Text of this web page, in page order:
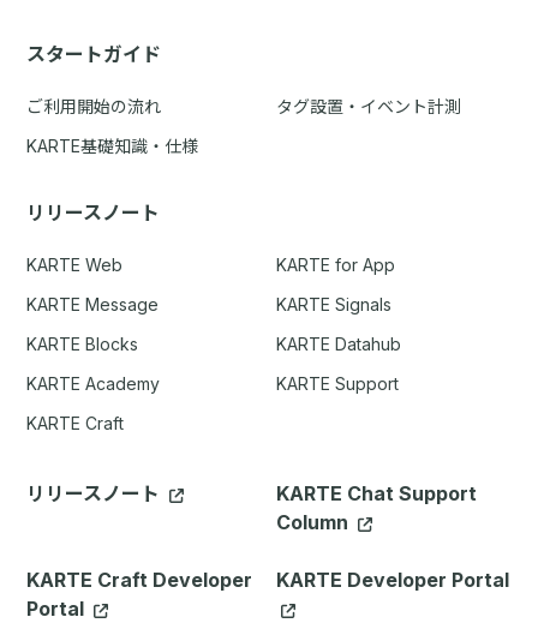
スタートガイド
ご利用開始の流れ
タグ設置・イベント計測
KARTE基礎知識・仕様
リリースノート
KARTE Web
KARTE for App
KARTE Message
KARTE Signals
KARTE Blocks
KARTE Datahub
KARTE Academy
KARTE Support
KARTE Craft
リリースノート
KARTE Chat Support
Column
KARTE Craft Developer
Portal
KARTE Developer Portal